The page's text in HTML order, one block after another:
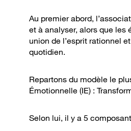
Au premier abord,
et à analyser, alors que les
union de l’esprit rationnel
quotidien.
Repartons du modèle le
Émotionnelle (IE) :
Selon lui, il y a 5